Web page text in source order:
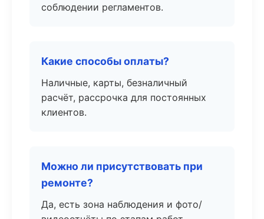
соблюдении регламентов.
Какие способы оплаты?
Наличные, карты, безналичный
расчёт, рассрочка для постоянных
клиентов.
Можно ли присутствовать при
ремонте?
Да, есть зона наблюдения и фото/